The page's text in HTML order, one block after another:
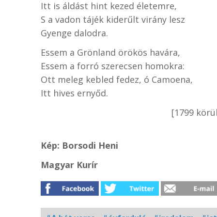
Itt is áldást hint kezed életemre,
S a vadon tájék kiderűlt virány lesz
Gyenge dalodra.
Essem a Grönland örökös havára,
Essem a forró szerecsen homokra:
Ott meleg kebled fedez, ó Camoena,
Itt hives ernyőd.
[1799
Kép: Borsodi Heni
Magyar Kurír